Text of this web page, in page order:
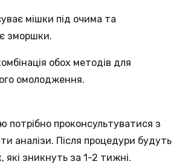
мішки під очима та
зморшки.
обох методів для
омолодження.
потрібно проконсультуватися з
аналізи. Після процедури будуть
які зникнуть за 1-2 тижні.